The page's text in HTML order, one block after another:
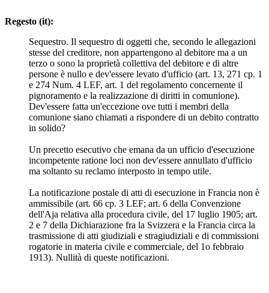
Regesto (it):
Sequestro. Il sequestro di oggetti che, secondo le allegazioni
stesse del creditore, non appartengono al debitore ma a un
terzo o sono la proprietà collettiva del debitore e di altre
persone è nullo e dev'essere levato d'ufficio (art. 13, 271 cp. 1
e 274 Num. 4 LEF, art. 1 del regolamento concernente il
pignoramento e la realizzazione di diritti in comunione).
Dev'essere fatta un'eccezione ove tutti i membri della
comunione siano chiamati a rispondere di un debito contratto
in solido?
Un precetto esecutivo che emana da un ufficio d'esecuzione
incompetente ratione loci non dev'essere annullato d'ufficio
ma soltanto su reclamo interposto in tempo utile.
La notificazione postale di atti di esecuzione in Francia non è
ammissibile (art. 66 cp. 3 LEF; art. 6 della Convenzione
dell'Aja relativa alla procedura civile, del 17 luglio 1905; art.
2 e 7 della Dichiarazione fra la Svizzera e la Francia circa la
trasmissione di atti giudiziali e stragiudiziali e di commissioni
rogatorie in materia civile e commerciale, del 1o febbraio
1913). Nullità di queste notificazioni.